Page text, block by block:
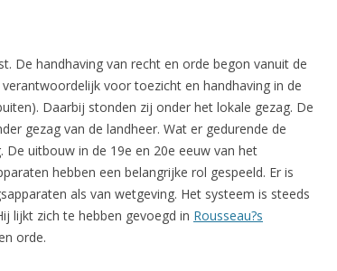
De handhaving van recht en orde begon vanuit de
voor toezicht en handhaving in de
Daarbij stonden zij onder het lokale gezag. De
gezag van de landheer. Wat er gedurende de
uitbouw in de 19e en 20e eeuw van het
hebben een belangrijke rol gespeeld. Er is
als van wetgeving. Het systeem is steeds
lijkt zich te hebben gevoegd in Rousseau?s
orde.